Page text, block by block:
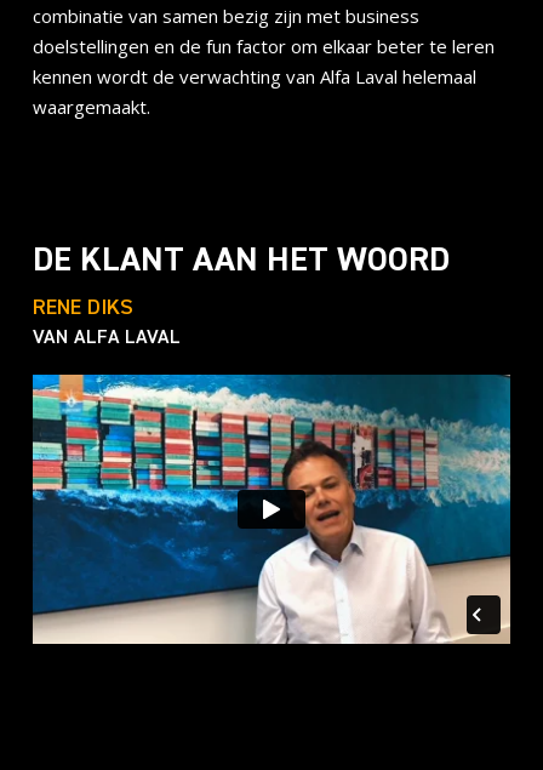
combinatie van samen bezig zijn met business
doelstellingen en de fun factor om elkaar beter te leren
kennen wordt de verwachting van Alfa Laval helemaal
waargemaakt.
DE KLANT AAN HET WOORD
RENE DIKS
VAN ALFA LAVAL